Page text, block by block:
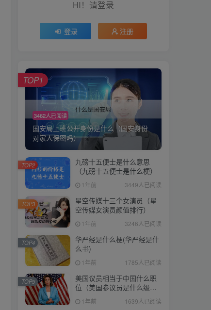
HI！请登录
登录 注册
3462人已阅读
国安局上班公开身份是什么（国安身份
对家人保密吗）
TOP1
九磅十五便士是什么意思
（九磅十五便士是什么梗）
1年前 3449人已阅读
TOP2
星空传媒十三个女演员（星
空传媒女演员颜值排行）
1年前 3246人已阅读
TOP3
华严经是什么梗(华严经是什
么书)
1年前 1785人已阅读
TOP4
美国议员相当于中国什么职
位（美国参议员是什么级
别）1年前 1639人已阅读
TOP5
HI！请登录
登录 注册
3462人已阅读
国安局上班公开身份是什么（国安身份
对家人保密吗）
TOP1
九磅十五便士是什么意思
（九磅十五便士是什么梗）
1年前 3449人已阅读
TOP2
星空传媒十三个女演员（星
空传媒女演员颜值排行）
1年前 3246人已阅读
TOP3
华严经是什么梗(华严经是什
么书)
1年前 1785人已阅读
TOP4
美国议员相当于中国什么职
位（美国参议员是什么级
1年前 1639人已阅读
TOP5